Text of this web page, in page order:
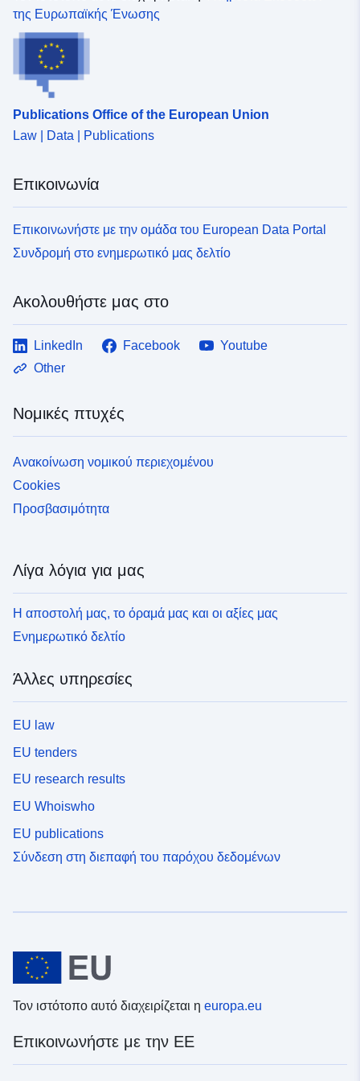
της Ευρωπαϊκής Ένωσης
Publications Office of the European Union
Law | Data | Publications
Επικοινωνία
Επικοινωνήστε με την ομάδα του European Data Portal
Συνδρομή στο ενημερωτικό μας δελτίο
Ακολουθήστε μας στο
LinkedIn Facebook
Youtube
Other
Νομικές πτυχές
Ανακοίνωση νομικού περιεχομένου
Cookies
Προσβασιμότητα
Λίγα λόγια για μας
Η αποστολή μας, το όραμά μας και οι αξίες μας
Ενημερωτικό δελτίο
Άλλες υπηρεσίες
EU law
EU tenders
EU research results
EU Whoiswho
EU publications
Σύνδεση στη διεπαφή του παρόχου δεδομένων
Τον ιστότοπο αυτό διαχειρίζεται η europa.eu
Επικοινωνήστε με την ΕΕ